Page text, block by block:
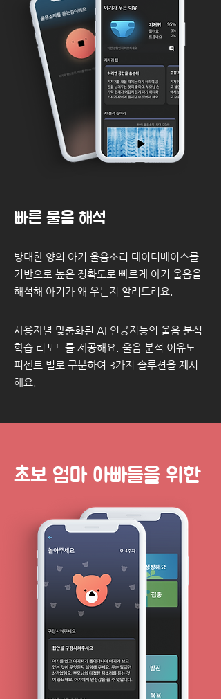
빠른 울음 해석
방대한 양의 아기 울음소리 데이터베이스를
기반으로 높은 정확도로 빠르게 아기 울음을
해석해 아기가 왜 우는지 알려드려요.
사용자별 맞춤화된 AI 인공지능의 울음 분석
학습 리포트를 제공해요. 울음 분석 이유도
퍼센트 별로 구분하여 3가지 솔루션을 제시
해요.
초보 엄마 아빠들을 위한